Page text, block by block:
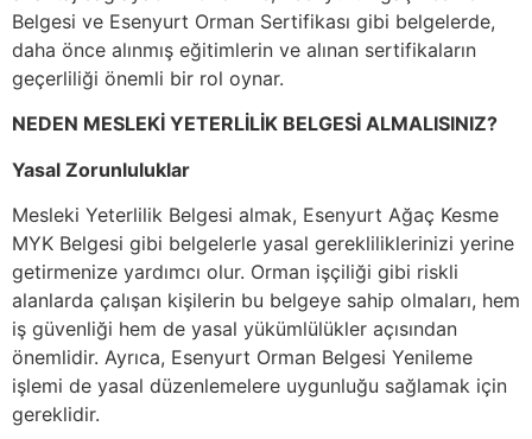
Belgesi ve Esenyurt Orman Sertifikası gibi belgelerde,
daha önce alınmış eğitimlerin ve alınan sertifikaların
geçerliliği önemli bir rol oynar.
NEDEN MESLEKİ YETERLİLİK BELGESİ ALMALISINIZ?
Yasal Zorunluluklar
Mesleki Yeterlilik Belgesi almak, Esenyurt Ağaç Kesme
MYK Belgesi gibi belgelerle yasal gerekliliklerinizi yerine
getirmenize yardımcı olur. Orman işçiliği gibi riskli
alanlarda çalışan kişilerin bu belgeye sahip olmaları, hem
iş güvenliği hem de yasal yükümlülükler açısından
önemlidir. Ayrıca, Esenyurt Orman Belgesi Yenileme
işlemi de yasal düzenlemelere uygunluğu sağlamak için
gereklidir.